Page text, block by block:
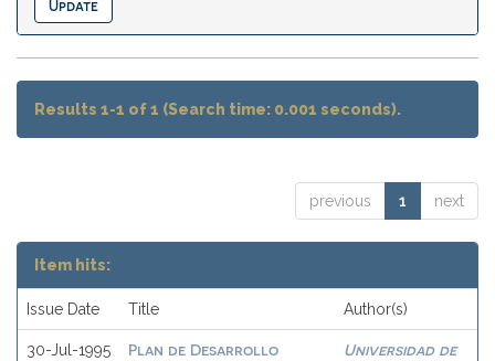
Results 1-1 of 1 (Search time: 0.001 seconds).
previous 1 next
Item hits:
Issue Date Title Author(s)
30-Jul-1995
Plan de Desarrollo
Universidad de